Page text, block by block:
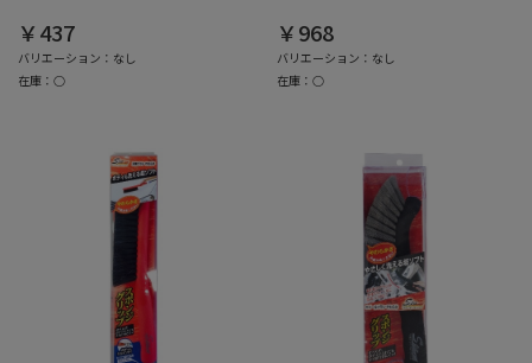
￥437
バリエーション：なし
在庫：○
￥968
バリエーション：なし
在庫：○